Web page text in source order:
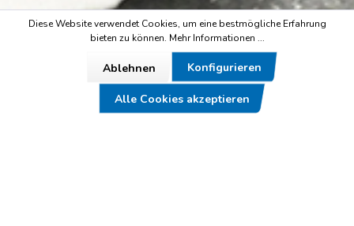
Diese Website verwendet Cookies, um eine bestmögliche Erfahrung
bieten zu können. Mehr Informationen ...
Ablehnen Konfigurieren
Alle Cookies akzeptieren